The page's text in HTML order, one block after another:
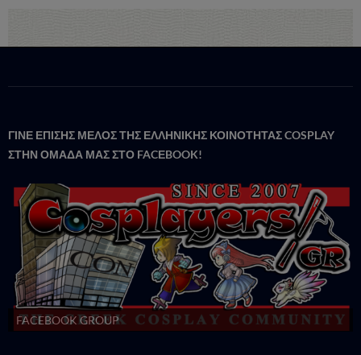
ΓΙΝΕ ΕΠΙΣΗΣ ΜΕΛΟΣ ΤΗΣ ΕΛΛΗΝΙΚΗΣ ΚΟΙΝΟΤΗΤΑΣ COSPLAY
ΣΤΗΝ ΟΜΑΔΑ ΜΑΣ ΣΤΟ FACΕBOOK!
FACEBOOK GROUP